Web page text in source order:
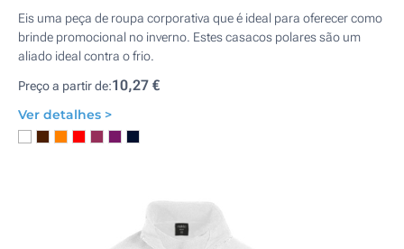
Eis uma peça de roupa corporativa que é ideal para oferecer como
brinde promocional no inverno. Estes casacos polares são um
aliado ideal contra o frio.
Preço a partir de:10,27 €
Ver detalhes >